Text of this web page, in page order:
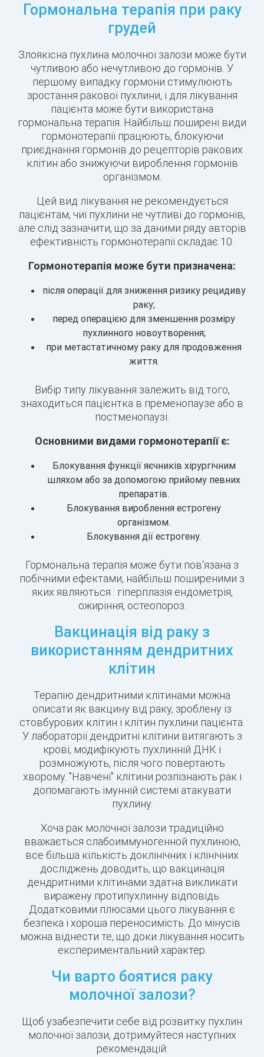
Гормональна терапія при раку
грудей
Злоякісна пухлина молочної залози може бути
чутливою або нечутливою до гормонів. У
першому випадку гормони стимулюють
зростання ракової пухлини, і для лікування
пацієнта може бути використана
гормональна терапія. Найбільш поширені види
гормонотерапії працюють, блокуючи
приєднання гормонів до рецепторів ракових
клітин або знижуючи вироблення гормонів
організмом.
Цей вид лікування не рекомендується
пацієнтам, чиї пухлини не чутливі до гормонів,
але слід зазначити, що за даними ряду авторів
ефективність гормонотерапії складає 10.
Гормонотерапія може бути призначена:
після операції для зниження ризику рецидиву
раку;
перед операцією для зменшення розміру
пухлинного новоутворення;
при метастатичному раку для продовження
життя.
Вибір типу лікування залежить від того,
знаходиться пацієнтка в пременопаузе або в
постменопаузі.
Основними видами гормонотерапії є:
Блокування функції яєчників хірургічним
шляхом або за допомогою прийому певних
препаратів.
Блокування вироблення естрогену
організмом.
Блокування дії естрогену.
Гормональна терапія може бути пов'язана з
побічними ефектами, найбільш поширеними з
яких являються : гіперплазія ендометрія,
ожиріння, остеопороз.
Вакцинація від раку з
використанням дендритних
клітин
Терапію дендритними клітинами можна
описати як вакцину від раку, зроблену із
стовбурових клітин і клітин пухлини пацієнта.
У лабораторії дендритні клітини витягають з
крові, модифікують пухлинній ДНК і
розмножують, після чого повертають
хворому. "Навчені" клітини розпізнають рак і
допомагають імунній системі атакувати
пухлину.
Хоча рак молочної залози традиційно
вважається слабоиммуногенной пухлиною,
все більша кількість доклінічних і клінічних
досліджень доводить, що вакцинація
дендритними клітинами здатна викликати
виражену протипухлинну відповідь.
Додатковими плюсами цього лікування є
безпека і хороша переносимість. До мінусів
можна віднести те, що доки лікування носить
експериментальний характер.
Чи варто боятися раку
молочної залози?
Щоб узабезпечити себе від розвитку пухлин
молочної залози, дотримуйтеся наступних
рекомендацій: